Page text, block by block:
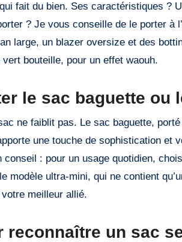
fait du bien. Ses caractéristiques ?
? Je vous conseille de le porter
large, un blazer oversize et des
bouteille, pour un effet waouh.
le sac baguette ou
ne faiblit pas. Le sac baguette,
une touche de sophistication et
: pour un usage quotidien,
modèle ultra-mini, qui ne contient
meilleur allié.
reconnaître un sac